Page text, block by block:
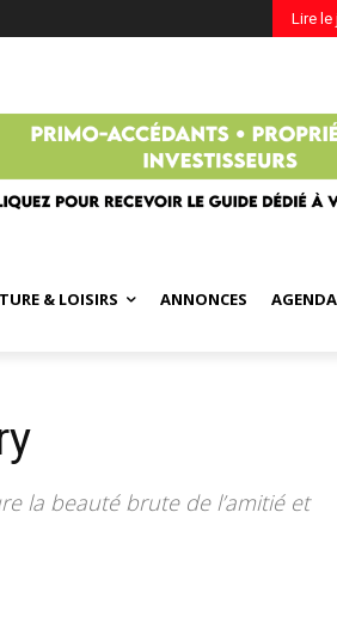
Lire le
& LOISIRS ANNONCES AGENDA
la beauté brute de l’amitié et